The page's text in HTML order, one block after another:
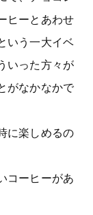
ヒーとあわせ
いう一大イベ
いった方々が
がなかなかで
に楽しめるの
コーヒーがあ